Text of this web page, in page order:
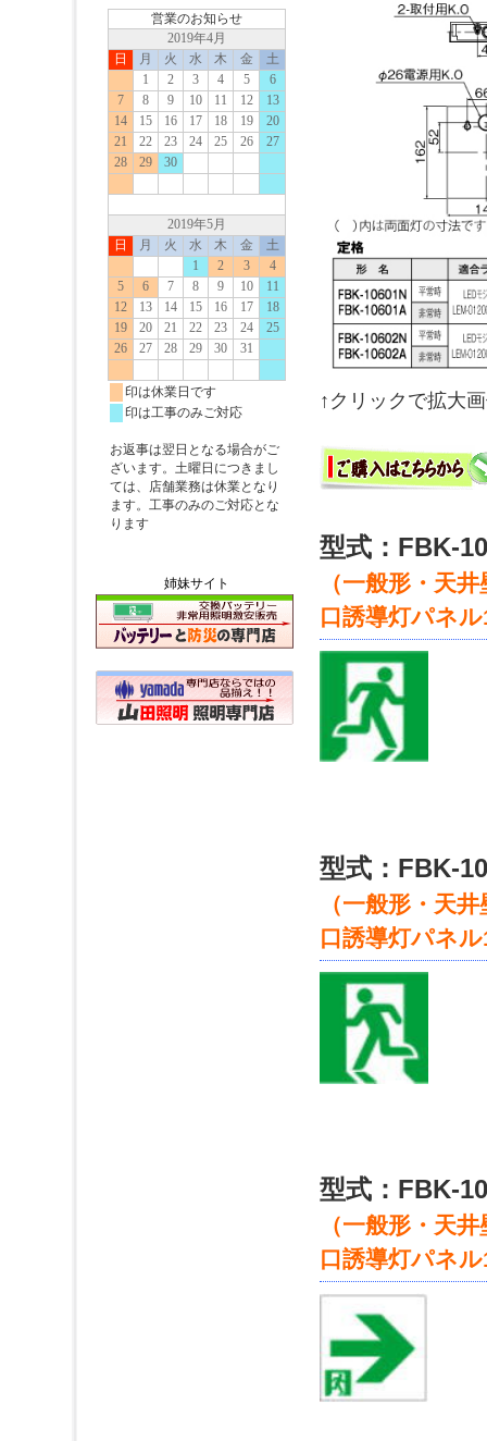
↑クリックで拡大
型式：FBK-
（一般形・天
口誘導灯パネ
型式：FBK-
（一般形・天
口誘導灯パネ
型式：FBK-
（一般形・天
口誘導灯パネ
姉妹サイト